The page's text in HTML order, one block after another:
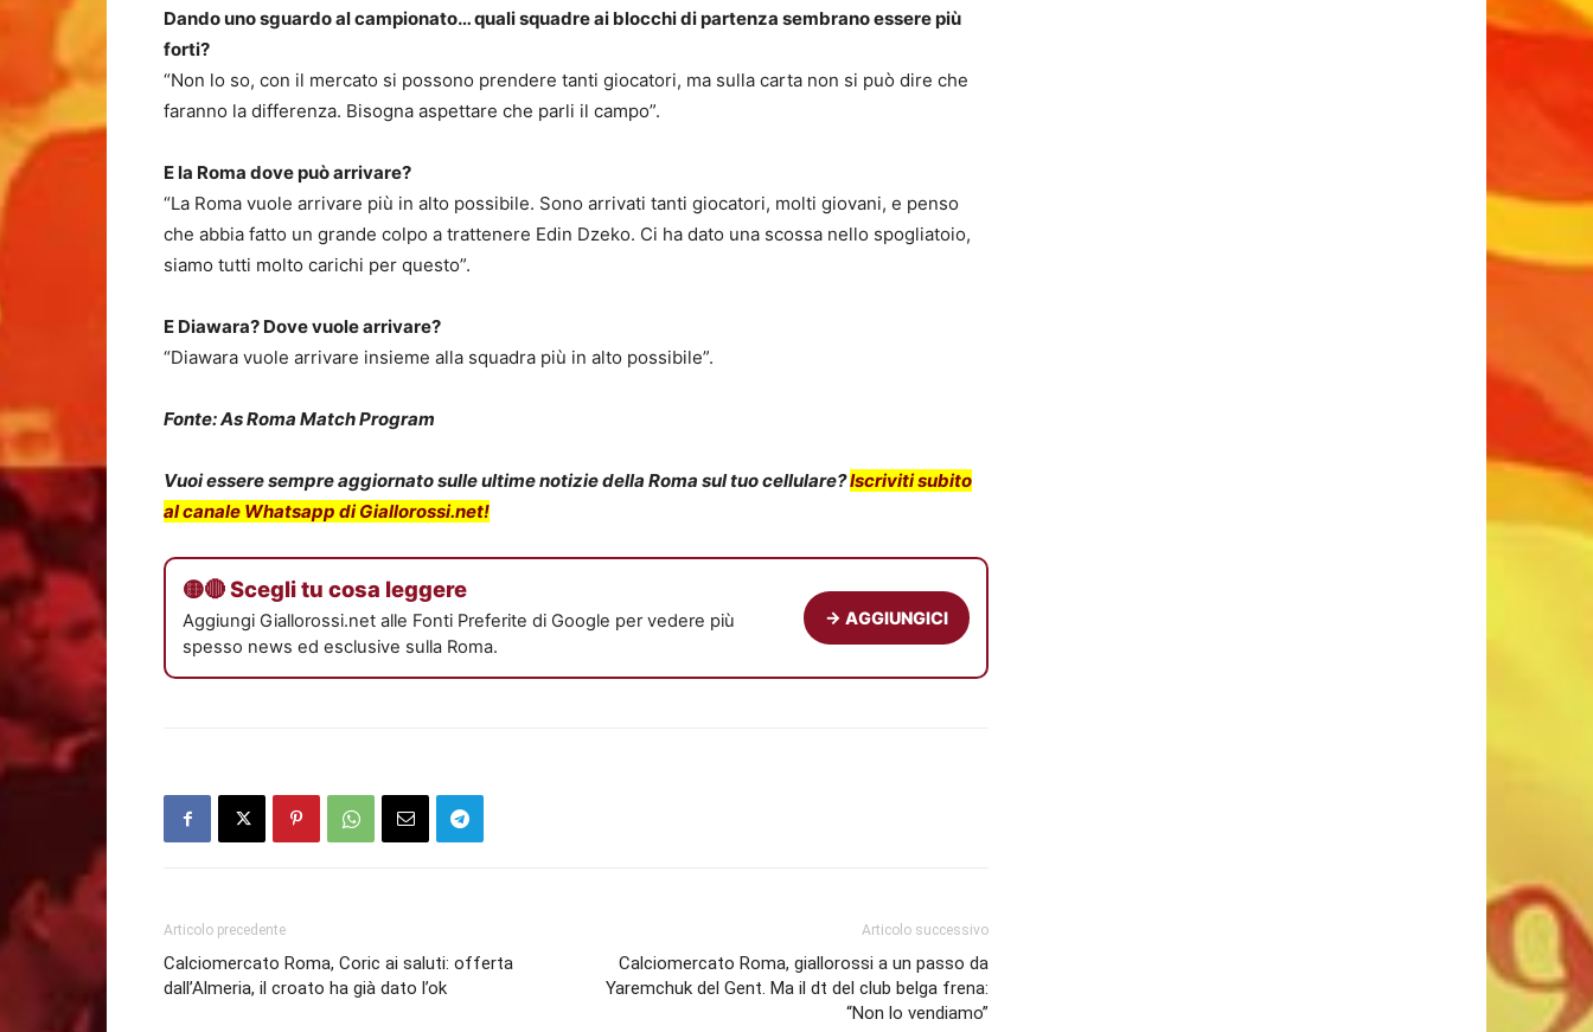
Dando uno sguardo al campionato… quali squadre ai blocchi di partenza sembrano essere più
forti?
“Non lo so, con il mercato si possono prendere tanti giocatori, ma sulla carta non si può dire che
faranno la differenza. Bisogna aspettare che parli il campo”.
E la Roma dove può arrivare?
“La Roma vuole arrivare più in alto possibile. Sono arrivati tanti giocatori, molti giovani, e penso
che abbia fatto un grande colpo a trattenere Edin Dzeko. Ci ha dato una scossa nello spogliatoio,
siamo tutti molto carichi per questo”.
E Diawara? Dove vuole arrivare?
“Diawara vuole arrivare insieme alla squadra più in alto possibile”.
Fonte: As Roma Match Program
Vuoi essere sempre aggiornato sulle ultime notizie della Roma sul tuo cellulare?Iscriviti subito
al canale Whatsapp di Giallorossi.net!
🟡🔴 Scegli tu cosa leggere
Aggiungi Giallorossi.net alle Fonti Preferite di Google per vedere più
spesso news ed esclusive sulla Roma.
→ AGGIUNGICI
Articolo precedente
Calciomercato Roma, Coric ai saluti: offerta
dall’Almeria, il croato ha già dato l’ok
Articolo successivo
Calciomercato Roma, giallorossi a un passo da
Yaremchuk del Gent. Ma il dt del club belga frena:
“Non lo vendiamo”